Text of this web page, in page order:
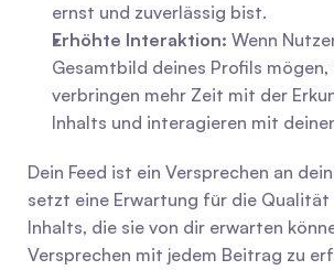
ernst und zuverlässig bist.
Erhöhte Interaktion: Wenn
Gesamtbild deines Profils mögen,
verbringen mehr Zeit mit der
Inhalts und interagieren mit
Dein Feed ist ein Versprechen an
setzt eine Erwartung für die Qualität
Inhalts, die sie von dir erwarten
Versprechen mit jedem Beitrag zu